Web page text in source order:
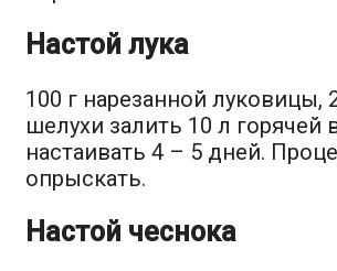
Настой лука
100 г нарезанной луковицы,
шелухи залить 10 л горячей
настаивать 4 – 5 дней.
опрыскать.
Настой чеснока